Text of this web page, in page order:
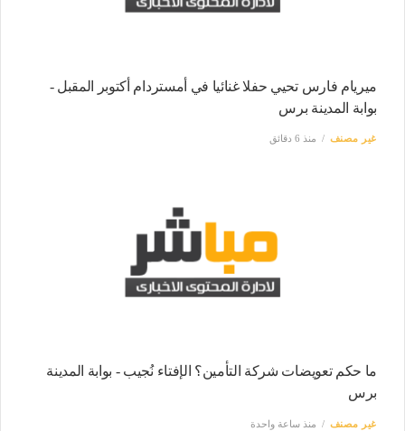
ميريام فارس تحيي حفلا غنائيا في أمستردام أكتوبر المقبل -
بوابة المدينة برس
غير مصنف منذ 6 دقائق
ما حكم تعويضات شركة التأمين؟ الإفتاء نُجيب - بوابة المدينة
برس
غير مصنف منذ ساعة واحدة